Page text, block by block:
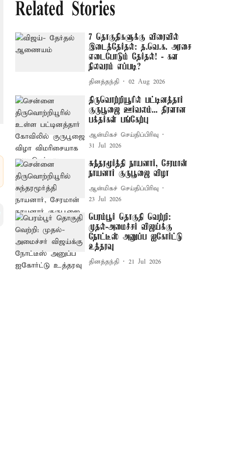
Related Stories
7 தொகுதிகளுக்கு விரைவில்
இடைத்தேர்தல்: த.வெ.க. அரசை
எடைபோடும் தேர்தல்! - கள
நிலவரம் எப்படி?
தினத்தந்தி 02 Aug 2026
திருவொற்றியூரில் பட்டினத்தார்
குருபூஜை ஊர்வலம்... திரளான
பக்தர்கள் பங்கேற்பு
ஆன்மிகச் செய்திப்பிரிவு
31 Jul 2026
சுந்தரமூர்த்தி நாயனார், சேரமான்
நாயனார் குருபூஜை விழா
ஆன்மிகச் செய்திப்பிரிவு
23 Jul 2026
பெரம்பூர் தொகுதி வெற்றி:
முதல்-அமைச்சர் விஜய்க்கு
நோட்டீஸ் அனுப்ப ஐகோர்ட்டு
உத்தரவு
தினத்தந்தி 21 Jul 2026